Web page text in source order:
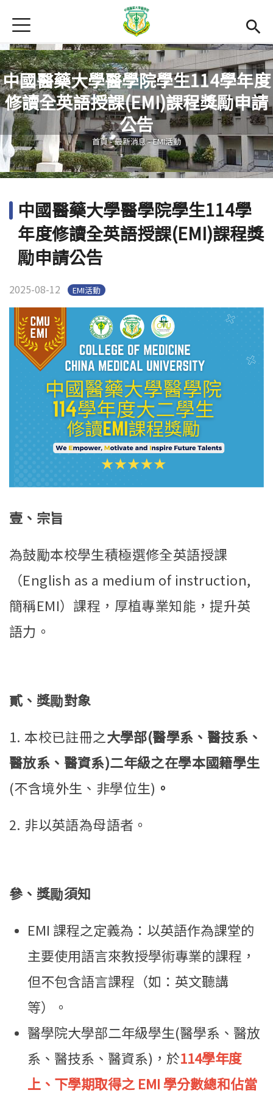
最新消息
Open submenu (關於本院)
關於本院
Open submenu (學院成員)
學院成員
學術單位
Open submenu (國際交流)
國際交流
雙語計畫(link is external)
En
Jump to Navigation
Jump to Main content
中國醫藥大學醫學院學生114學年度
修讀全英語授課(EMI)課程獎勵申請
公告
您在這裡
首頁-最新消息-EMI活動
中國醫藥大學醫學院學生114學
年度修讀全英語授課(EMI)課程獎
勵申請公告
2025-08-12 EMI活動
壹、宗旨
為鼓勵本校學生積極選修全英語授課
（English as a medium of instruction,
簡稱EMI）課程，厚植專業知能，提升英
語力。
貳、獎勵對象
1. 本校已註冊之大學部(醫學系、醫技系、
醫放系、醫資系)二年級之在學本國籍學生
(不含境外生、非學位生) 。
2. 非以英語為母語者。
參、獎勵須知
EMI 課程之定義為：以英語作為課堂的
主要使用語言來教授學術專業的課程，
但不包含語言課程（如：英文聽講
等）。
醫學院大學部二年級學生(醫學系、醫放
系、醫技系、醫資系)，於114學年度
上、下學期取得之 EMI 學分數總和佔當